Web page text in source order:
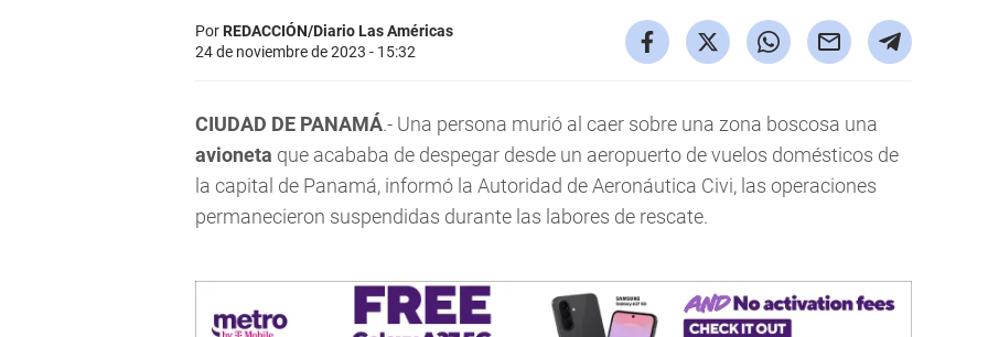
PorREDACCIÓN/Diario Las Américas
24 de noviembre de 2023 - 15:32
CIUDAD DE PANAMÁ.- Una persona murió al caer sobre una zona boscosa una
avioneta que acababa de despegar desde un aeropuerto de vuelos domésticos de
la capital de Panamá, informó la Autoridad de Aeronáutica Civi, las operaciones
permanecieron suspendidas durante las labores de rescate.